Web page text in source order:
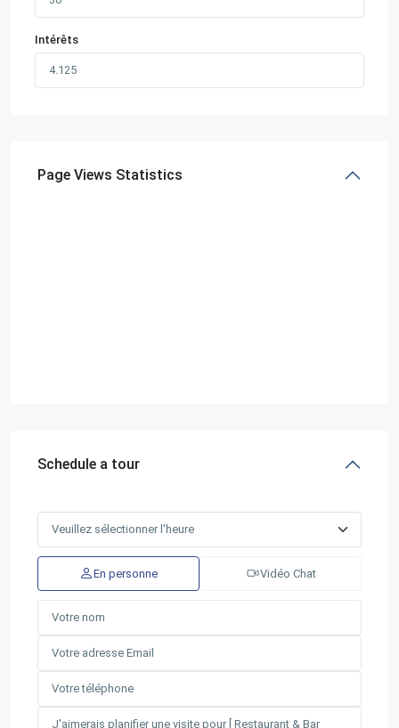
Intérêts
Page Views Statistics
Schedule a tour
En personne Vidéo Chat